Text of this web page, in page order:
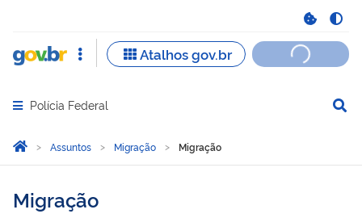
Abrir menu principal de navegação
Polícia Federal
Você está aqui:
Página Inicial
Assuntos Migração Migração
Migração